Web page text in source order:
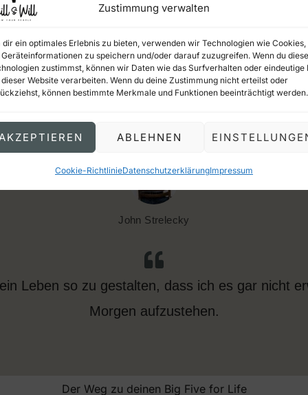
Zustimmung verwalten
dir ein optimales Erlebnis zu bieten, verwenden wir Technologien wie Cookies,
Geräteinformationen zu speichern und/oder darauf zuzugreifen. Wenn du
zustimmst, können wir Daten wie das Surfverhalten oder eindeutige
Website verarbeiten. Wenn du deine Zustimmung nicht erteilst oder
können bestimmte Merkmale und Funktionen beeinträchtigt werden.
AKZEPTIEREN ABLEHNEN
Cookie-RichtlinieDatenschutzerklärungImpressum
etwas zu hoffen, ich muss eine aktive Rolle
treffen. Handeln.
John Strelecky
Leben so zu gestalten, dass ich es gar nicht
Morgen aufzustehen.
Der Weg zu deinen Big Five for Life